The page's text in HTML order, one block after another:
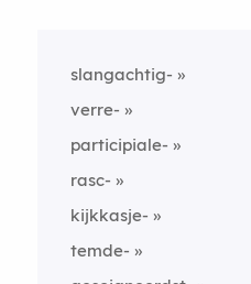
slangachtig-
verre-
participiale-
rasc-
kijkkasje-
temde-